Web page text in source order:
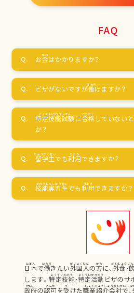
FAQ
お金はかかりますか？
ビザがないですが働けますか？
特定技能試験に合格 していないと
か？
留学生でも利用 できますか？
技能実習生でも利用できますか？
日本で働きたい外国人の方に、 外食 ・
します。特定技能・特定活動 ビザのサ
政府の認可を受けた職業紹介会社で、